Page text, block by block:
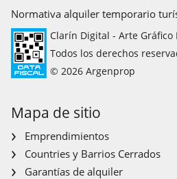
Normativa alquiler temporario
Clarín Digital - Arte
Todos los derechos
© 2026 Argenprop
Mapa de sitio
Emprendimientos
Countries y Barrios Cerrados
Garantías de alquiler